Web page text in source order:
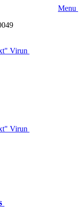
Menu
Virun
Virun